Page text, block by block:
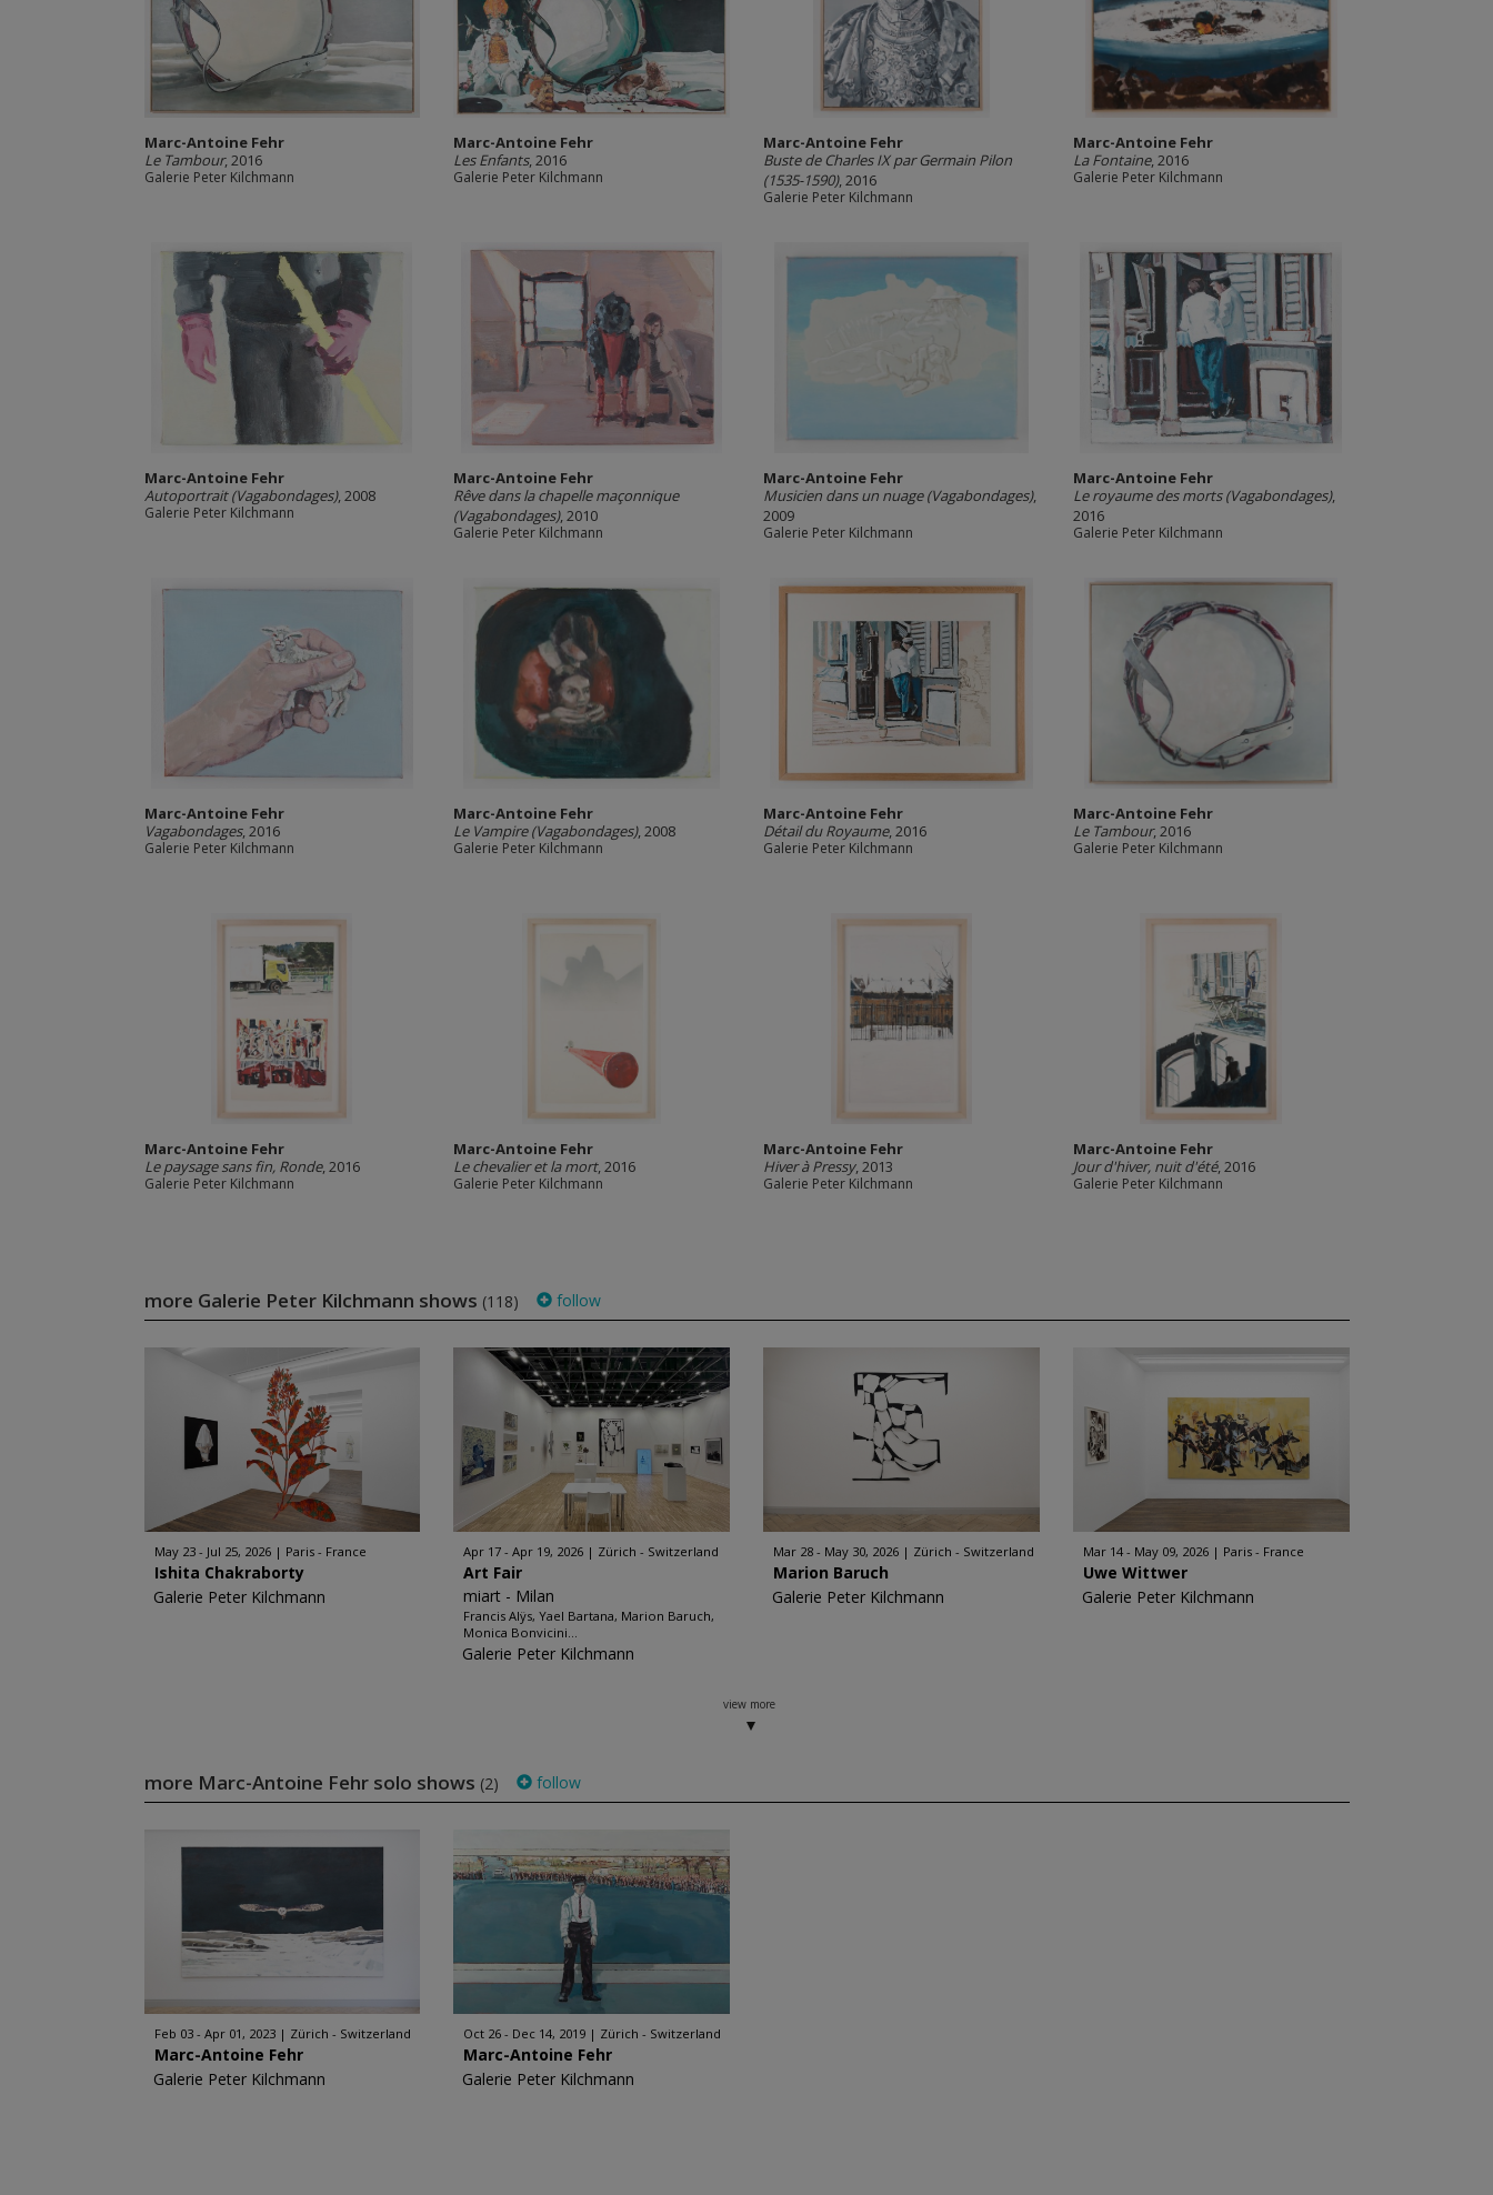
Marc-Antoine Fehr
Le Tambour, 2016
Galerie Peter Kilchmann
Marc-Antoine Fehr
Les Enfants, 2016
Galerie Peter Kilchmann
Marc-Antoine Fehr
Buste de Charles IX par Germain Pilon
(1535-1590), 2016
Galerie Peter Kilchmann
Marc-Antoine Fehr
La Fontaine, 2016
Galerie Peter Kilchmann
Marc-Antoine Fehr
Autoportrait (Vagabondages), 2008
Galerie Peter Kilchmann
Marc-Antoine Fehr
Rêve dans la chapelle maçonnique
(Vagabondages), 2010
Galerie Peter Kilchmann
Marc-Antoine Fehr
Musicien dans un nuage (Vagabondages),
2009
Galerie Peter Kilchmann
Marc-Antoine Fehr
Le royaume des morts (Vagabondages),
2016
Galerie Peter Kilchmann
Marc-Antoine Fehr
Vagabondages, 2016
Galerie Peter Kilchmann
Marc-Antoine Fehr
Le Vampire (Vagabondages), 2008
Galerie Peter Kilchmann
Marc-Antoine Fehr
Détail du Royaume, 2016
Galerie Peter Kilchmann
Marc-Antoine Fehr
Le Tambour, 2016
Galerie Peter Kilchmann
Marc-Antoine Fehr
Le paysage sans fin, Ronde, 2016
Galerie Peter Kilchmann
Marc-Antoine Fehr
Le chevalier et la mort, 2016
Galerie Peter Kilchmann
Marc-Antoine Fehr
Hiver à Pressy, 2013
Galerie Peter Kilchmann
Marc-Antoine Fehr
Jour d'hiver, nuit d'été, 2016
Galerie Peter Kilchmann
more Galerie Peter Kilchmann shows (118) follow
May 23 - Jul 25, 2026 Paris - France
Ishita Chakraborty
Galerie Peter Kilchmann
Apr 17 - Apr 19, 2026 Zürich - Switzerland
Art Fair
miart - Milan
Francis Alÿs, Yael Bartana, Marion Baruch,
Monica Bonvicini...
Galerie Peter Kilchmann
Mar 28 - May 30, 2026 Zürich - Switzerland
Marion Baruch
Galerie Peter Kilchmann
Mar 14 - May 09, 2026 Paris - France
Uwe Wittwer
Galerie Peter Kilchmann
view more
more Marc-Antoine Fehr solo shows (2) follow
Feb 03 - Apr 01, 2023 Zürich - Switzerland
Marc-Antoine Fehr
Galerie Peter Kilchmann
Oct 26 - Dec 14, 2019 Zürich - Switzerland
Marc-Antoine Fehr
Galerie Peter Kilchmann